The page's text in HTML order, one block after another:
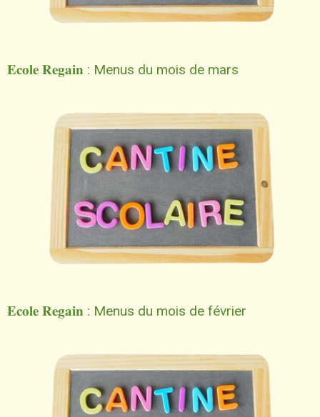
𝐄𝐜𝐨𝐥𝐞 𝐑𝐞𝐠𝐚𝐢𝐧 : Menus du mois de mars
𝐄𝐜𝐨𝐥𝐞 𝐑𝐞𝐠𝐚𝐢𝐧 : Menus du mois de février